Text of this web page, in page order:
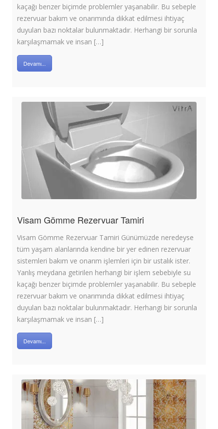
kaçağı benzer biçimde problemler yaşanabilir. Bu sebeple
rezervuar bakım ve onarımında dikkat edilmesi ihtiyaç
duyulan bazı noktalar bulunmaktadır. Herhangi bir sorunla
karşılaşmamak ve insan […]
Devamı...
Visam Gömme Rezervuar Tamiri
Visam Gömme Rezervuar Tamiri Günümüzde neredeyse
tüm yaşam alanlarında kendine bir yer edinen rezervuar
sistemleri bakım ve onarım işlemleri için bir ustalık ister.
Yanlış meydana getirilen herhangi bir işlem sebebiyle su
kaçağı benzer biçimde problemler yaşanabilir. Bu sebeple
rezervuar bakım ve onarımında dikkat edilmesi ihtiyaç
duyulan bazı noktalar bulunmaktadır. Herhangi bir sorunla
karşılaşmamak ve insan […]
Devamı...